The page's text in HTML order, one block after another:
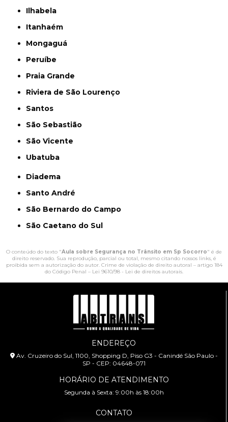
Ilhabela
Itanhaém
Mongaguá
Peruíbe
Praia Grande
Riviera de São Lourenço
Santos
São Sebastião
São Vicente
Ubatuba
Diadema
Santo André
São Bernardo do Campo
São Caetano do Sul
O conteúdo do texto "Aula sobre Segurança no Trânsito em Sp Socorro" é de
direito reservado. Sua reprodução, parcial ou total, mesmo citando nossos links, é
proibida sem a autorização do autor. Crime de violação de direito autoral – artigo 184
do Código Penal – Lei 9610/98 - Lei de direitos autorais.
ENDEREÇO
Av. Cruzeiro do Sul, 1100, Shopping D, Piso G3 - Canindé São Paulo -
SP - CEP: 04648-071
HORÁRIO DE ATENDIMENTO
Segunda à Sexta: 9:00h às 18:00h
CONTATO